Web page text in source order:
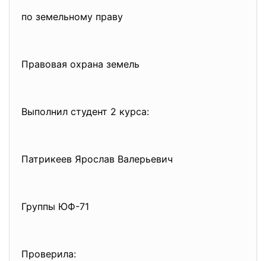
по земельному праву
Правовая охрана земель
Выполнил студент 2 курса:
Патрикеев Ярослав Валерьевич
Группы ЮФ-71
Проверила: